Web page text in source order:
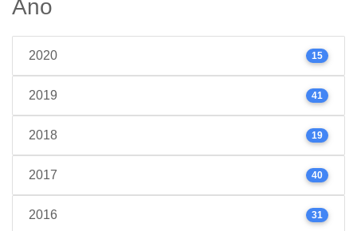
Ano
2020 15
2019 41
2018 19
2017 40
2016 31